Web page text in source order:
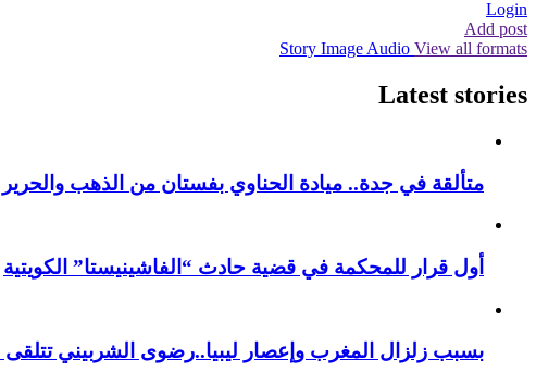
Login
Add post
Story Image Audio View all formats
Latest stories
متألقة في جدة.. ميادة الحناوي بفستان من الذهب والحرير
أول قرار للمحكمة في قضية حادث “الفاشينيستا” الكويتية
بسبب زلزال المغرب وإعصار ليبيا..رضوى الشربيني تتلقى